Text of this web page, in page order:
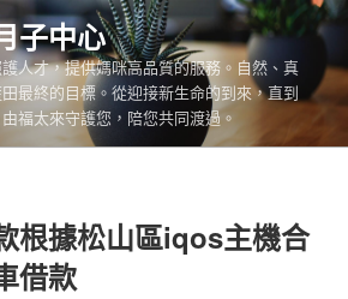
子中心
人才，提供媽咪高品質的服務。自然、真
最終的目標。從迎接新生命的到來，直到
福太來守護您，陪您共同渡過。
根據松山區iqos主機合
借款